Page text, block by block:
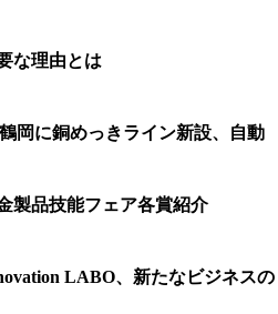
な理由とは
岡に銅めっきライン新設、自動
製品技能フェア各賞紹介
LABO、新たなビジネスの